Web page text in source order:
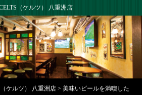
（ケルツ） 八重洲店
（ケルツ） 八重洲店 >美味いビールを満喫した